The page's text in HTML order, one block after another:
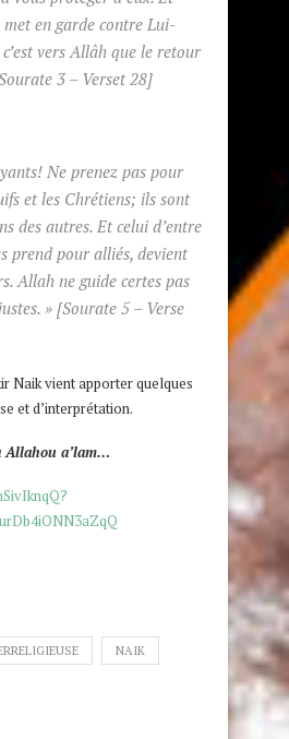
en garde contre Lui-
vers Allâh que le retour
3 – Verset 28]
Ne prenez pas pour
et les Chrétiens; ils sont
des autres. Et celui d’entre
prend pour alliés, devient
Allah ne guide certes pas
» [Sourate 5 – Verse
Naik vient apporter quelques
et d’interprétation.
Allahou a’lam…
NAIK